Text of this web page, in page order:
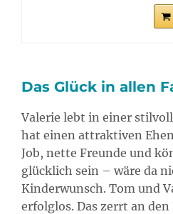
Das Glück in allen
Valerie lebt in einer
hat einen attraktiven
Job, nette Freunde und
glücklich sein – wäre da
Kinderwunsch. Tom und
erfolglos. Das zerrt an